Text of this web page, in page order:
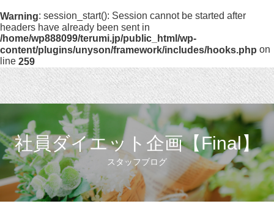
Warning: session_start(): Session cannot be started after
headers have already been sent in
/home/wp888099/terumi.jp/public_html/wp-
content/plugins/unyson/framework/includes/hooks.php on
line 259
社員ダイエット企画【Final】
スタッフブログ